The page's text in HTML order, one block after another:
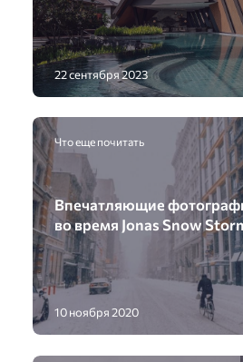
22 сентября 2023
Что еще почитать
Впечатляющие
во время Jonas Snow
10 ноября 2020